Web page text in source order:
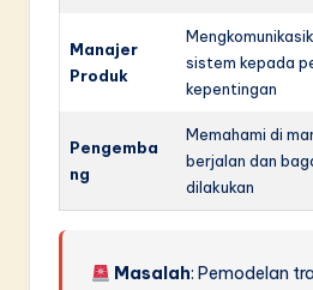
Manajer
Produk
sistem kepada
kepentingan
Pengemba
ng
Memahami di
berjalan dan
dilakukan
Masalah: Pemodelan